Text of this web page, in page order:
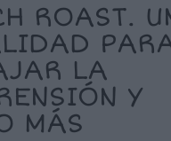
ROAST.
LA
Y
MÁS